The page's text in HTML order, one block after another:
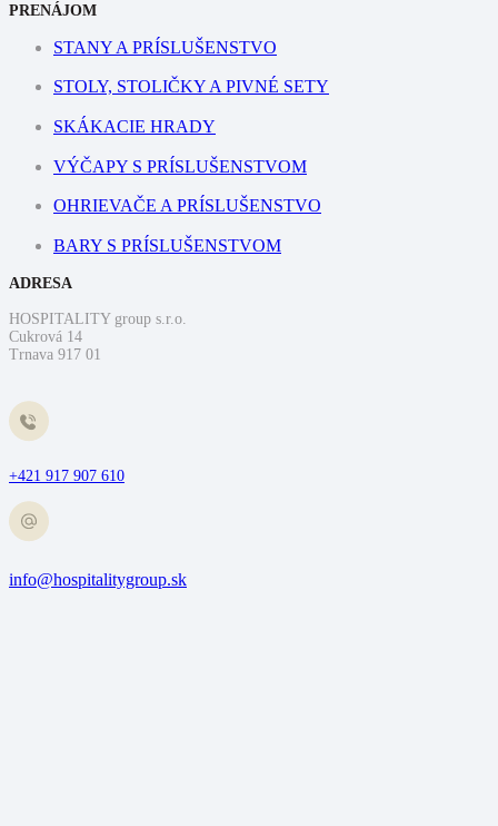
PRENÁJOM
STANY A PRÍSLUŠENSTVO
STOLY, STOLIČKY A PIVNÉ SETY
SKÁKACIE HRADY
VÝČAPY S PRÍSLUŠENSTVOM
OHRIEVAČE A PRÍSLUŠENSTVO
BARY S PRÍSLUŠENSTVOM
ADRESA
HOSPITALITY group s.r.o.
Cukrová 14
Trnava 917 01
+421 917 907 610
info@hospitalitygroup.sk